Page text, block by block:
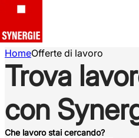
HomeOfferte di lavoro
Trova
con
Che lavoro stai cercando?